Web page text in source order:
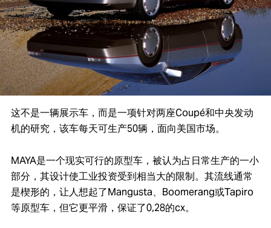
这不是一辆展示车，而是一项针对两座Coupé和中央发动
机的研究，该车每天可生产50辆，面向美国市场。
MAYA是一个现实可行的原型车，被认为占日常生产的一小
部分，其设计使工业投资受到相当大的限制。其流线通常
是楔形的，让人想起了Mangusta、Boomerang或Tapiro
等原型车，但它更平滑，保证了0,28的cx。